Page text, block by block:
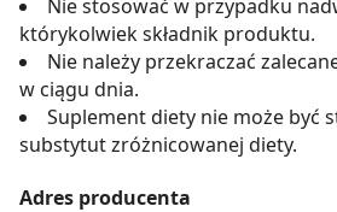
Nie stosować w przypadku
którykolwiek składnik produktu.
Nie należy przekraczać
w ciągu dnia.
Suplement diety nie może być
substytut zróżnicowanej diety.
Adres producenta